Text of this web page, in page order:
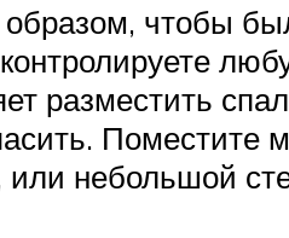
образом, чтобы
разместить
небольшой